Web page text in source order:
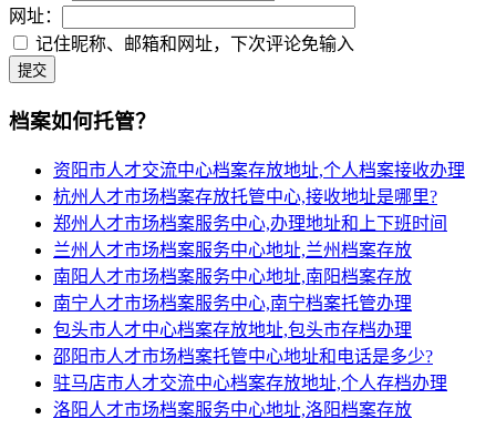
网址：
记住昵称、邮箱和网址，下次评论免输入
提交
档案如何托管？
资阳市人才交流中心档案存放地址,个人档案接收办理
杭州人才市场档案存放托管中心,接收地址是哪里?
郑州人才市场档案服务中心,办理地址和上下班时间
兰州人才市场档案服务中心地址,兰州档案存放
南阳人才市场档案服务中心地址,南阳档案存放
南宁人才市场档案服务中心,南宁档案托管办理
包头市人才中心档案存放地址,包头市存档办理
邵阳市人才市场档案托管中心地址和电话是多少?
驻马店市人才交流中心档案存放地址,个人存档办理
洛阳人才市场档案服务中心地址,洛阳档案存放